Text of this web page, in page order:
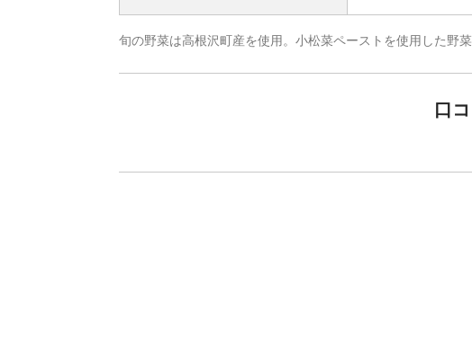
旬の野菜は高根沢町産を使用。小松菜ペーストを使用した野
口